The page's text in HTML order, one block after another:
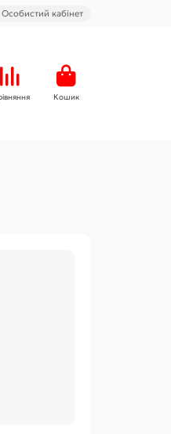
Особистий кабінет
Кошик